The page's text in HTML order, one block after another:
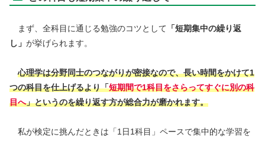
まず、全科目に通じる勉強のコツとして 「短期集中の繰り返
し」 が挙げられます。
心理学は分野同士のつながりが密接なので、長い時間をかけて1
つの科目を仕上げるより「短期間で1科目をさらってすぐに別の科
目へ」というのを繰り返す方が総合力が磨かれます。
私が検定に挑んだときは「1日1科目」ペースで集中的な学習を